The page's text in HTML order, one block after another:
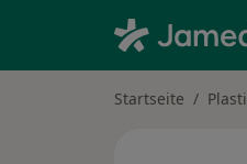
Startseite